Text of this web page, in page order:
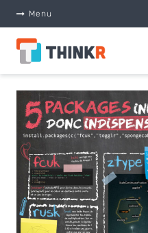
Menu
Panneau de gestion des